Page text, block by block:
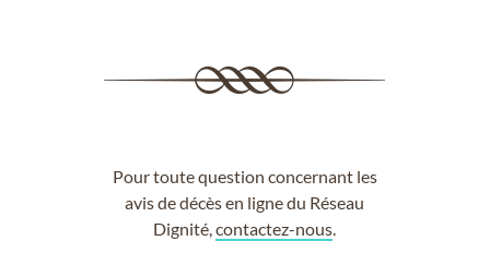
Pour toute question concernant les
avis de décès en ligne du Réseau
Dignité,contactez-nous